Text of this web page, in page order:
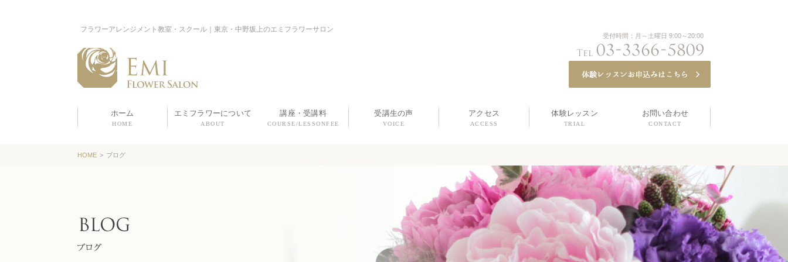
フラワーアレンジメント教室・スクール｜東京・中野坂上のエミフラワーサロン
受付時間：月～土曜日 9:00～20:00
ホーム
HOME
エミフラワーについて
ABOUT
講座・受講料
COURSE/LESSONFEE
受講生の声
VOICE
アクセス
ACCESS
体験レッスン
TRIAL
お問い合わせ
CONTACT
HOME > ブログ